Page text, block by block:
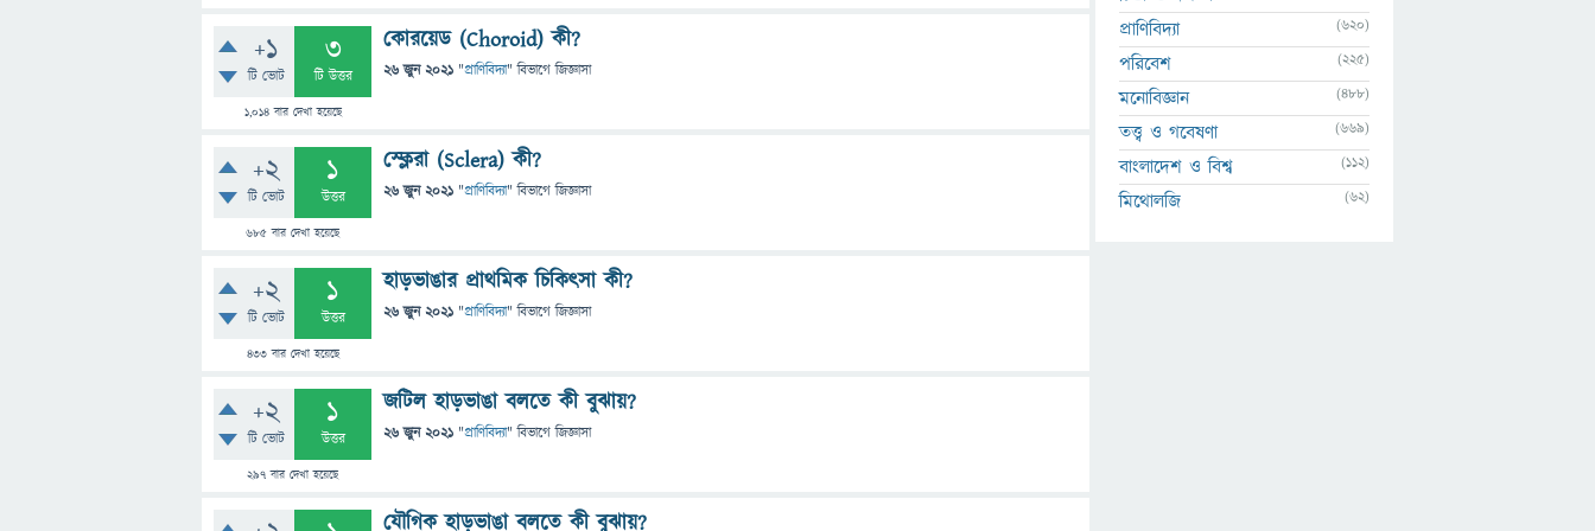
+1
টি ভোট
3
টি উত্তর
1,014বার দেখা হয়েছে
কোরয়েড (Choroid) কী?
26 জুন 2021 "প্রাণিবিদ্যা" বিভাগে জিজ্ঞাসা
+2
টি ভোট
1
উত্তর
685 বার দেখা হয়েছে
স্ক্লেরা (Sclera) কী?
26 জুন 2021 "প্রাণিবিদ্যা" বিভাগে জিজ্ঞাসা
+2
টি ভোট
1
উত্তর
433বার দেখা হয়েছে
হাড়ভাঙার প্রাথমিক চিকিৎসা কী?
26 জুন 2021 "প্রাণিবিদ্যা" বিভাগে জিজ্ঞাসা
+2
টি ভোট
1
উত্তর
297 বার দেখা হয়েছে
জটিল হাড়ভাঙা বলতে কী বুঝায়?
26 জুন 2021 "প্রাণিবিদ্যা" বিভাগে জিজ্ঞাসা
যৌগিক হাড়ভাঙা বলতে কী বুঝায়?
প্রাণিবিদ্যা (620)
পরিবেশ (225)
মনোবিজ্ঞান (488)
তত্ত্ব ও গবেষণা (669)
বাংলাদেশ ও বিশ্ব (112)
মিথোলজি (62)